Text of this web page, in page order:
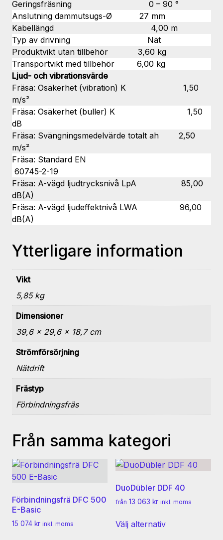
Geringsfräsning 0 – 90 °
Anslutning dammutsugs-Ø 27 mm
Kabellängd 4,00 m
Typ av drivning Nät
Produktvikt utan tillbehör 3,60 kg
Transportvikt med tillbehör 6,00 kg
Ljud- och vibrationsvärde
Fräsa: Osäkerhet (vibration) K 1,50
m/s²
Fräsa: Osäkerhet (buller) K 1,50
dB
Fräsa: Svängningsmedelvärde totalt ah 2,50
m/s²
Fräsa: Standard EN
60745-2-19
Fräsa: A-vägd ljudtrycksnivå LpA 85,00
dB(A)
Fräsa: A-vägd ljudeffektnivå LWA 96,00
dB(A)
Ytterligare information
Vikt
5,85 kg
Dimensioner
39,6 × 29,6 × 18,7 cm
Strömförsörjning
Nätdrift
Frästyp
Förbindningsfräs
Från samma kategori
Förbindningsfrä DFC 500
E-Basic
15 074 kr inkl. moms
DuoDübler DDF 40
från 13 063 kr inkl. moms
Välj alternativ